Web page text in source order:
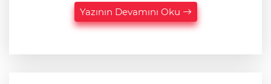
Yazının Devamını Oku